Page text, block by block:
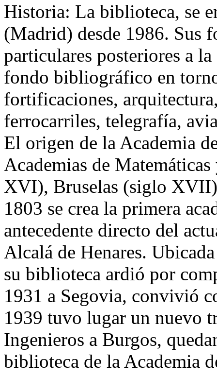
Historia: La biblioteca, se
(Madrid) desde 1986. Sus
particulares posteriores a
fondo bibliográfico en
fortificaciones,
ferrocarriles, telegrafía,
El origen de la Academia
Academias de
XVI), Bruselas (siglo
1803 se crea la primera
antecedente directo del
Alcalá de Henares.
su biblioteca ardió por
1931 a Segovia, convivió
1939 tuvo lugar un nuevo
Ingenieros a Burgos,
biblioteca de la Academia